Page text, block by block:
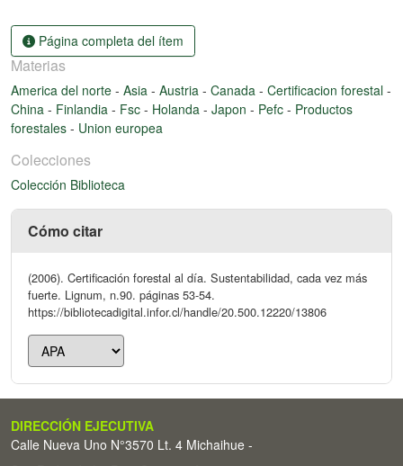
Página completa del ítem
Materias
America del norte - Asia - Austria - Canada - Certificacion forestal -
China - Finlandia - Fsc - Holanda - Japon - Pefc - Productos
forestales - Union europea
Colecciones
Colección Biblioteca
Cómo citar
(2006). Certificación forestal al día. Sustentabilidad, cada vez más
fuerte. Lignum, n.90. páginas 53-54.
https://bibliotecadigital.infor.cl/handle/20.500.12220/13806
DIRECCIÓN EJECUTIVA
Calle Nueva Uno N°3570 Lt. 4 Michaihue -